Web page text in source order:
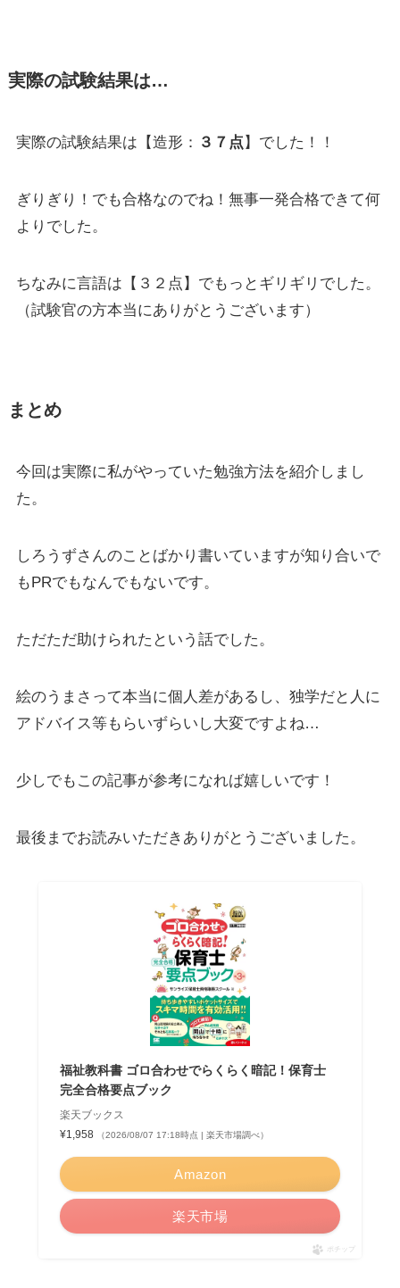
実際の試験結果は…
実際の試験結果は【造形： ３７点 】でした！！
ぎりぎり！でも合格なのでね！無事一発合格できて何
よりでした。
ちなみに言語は【３２点】でもっとギリギリでした。
（試験官の方本当にありがとうございます）
まとめ
今回は実際に私がやっていた勉強方法を紹介しまし
た。
しろうずさんのことばかり書いていますが知り合いで
もPRでもなんでもないです。
ただただ助けられたという話でした。
絵のうまさって本当に個人差があるし、独学だと人に
アドバイス等もらいずらいし大変ですよね…
少しでもこの記事が参考になれば嬉しいです！
最後までお読みいただきありがとうございました。
福祉教科書 ゴロ合わせでらくらく暗記！保育士
完全合格要点ブック
楽天ブックス
¥1,958
（2026/08/07 17:18時点 | 楽天市場調べ）
Amazon
楽天市場
ポチップ